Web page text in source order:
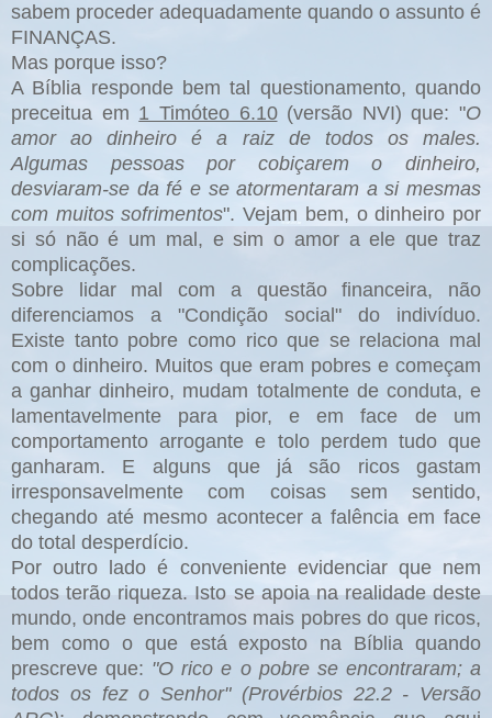
sabem proceder adequadamente quando o assunto é
FINANÇAS.
Mas porque isso?
A Bíblia responde bem tal questionamento, quando
preceitua em 1 Timóteo 6.10(versão NVI) que: "O
amor ao dinheiro é a raiz de todos os males.
Algumas pessoas por cobiçarem o dinheiro,
desviaram-se da fé e se atormentaram a si mesmas
com muitos sofrimentos". Vejam bem, o dinheiro por
si só não é um mal, e sim o amor a ele que traz
complicações.
Sobre lidar mal com a questão financeira, não
diferenciamos a "Condição social" do indivíduo.
Existe tanto pobre como rico que se relaciona mal
com o dinheiro. Muitos que eram pobres e começam
a ganhar dinheiro, mudam totalmente de conduta, e
lamentavelmente para pior, e em face de um
comportamento arrogante e tolo perdem tudo que
ganharam. E alguns que já são ricos gastam
irresponsavelmente com coisas sem sentido,
chegando até mesmo acontecer a falência em face
do total desperdício.
Por outro lado é conveniente evidenciar que nem
todos terão riqueza. Isto se apoia na realidade deste
mundo, onde encontramos mais pobres do que ricos,
bem como o que está exposto na Bíblia quando
prescreve que: "O rico e o pobre se encontraram; a
todos os fez o Senhor" (Provérbios 22.2 - Versão